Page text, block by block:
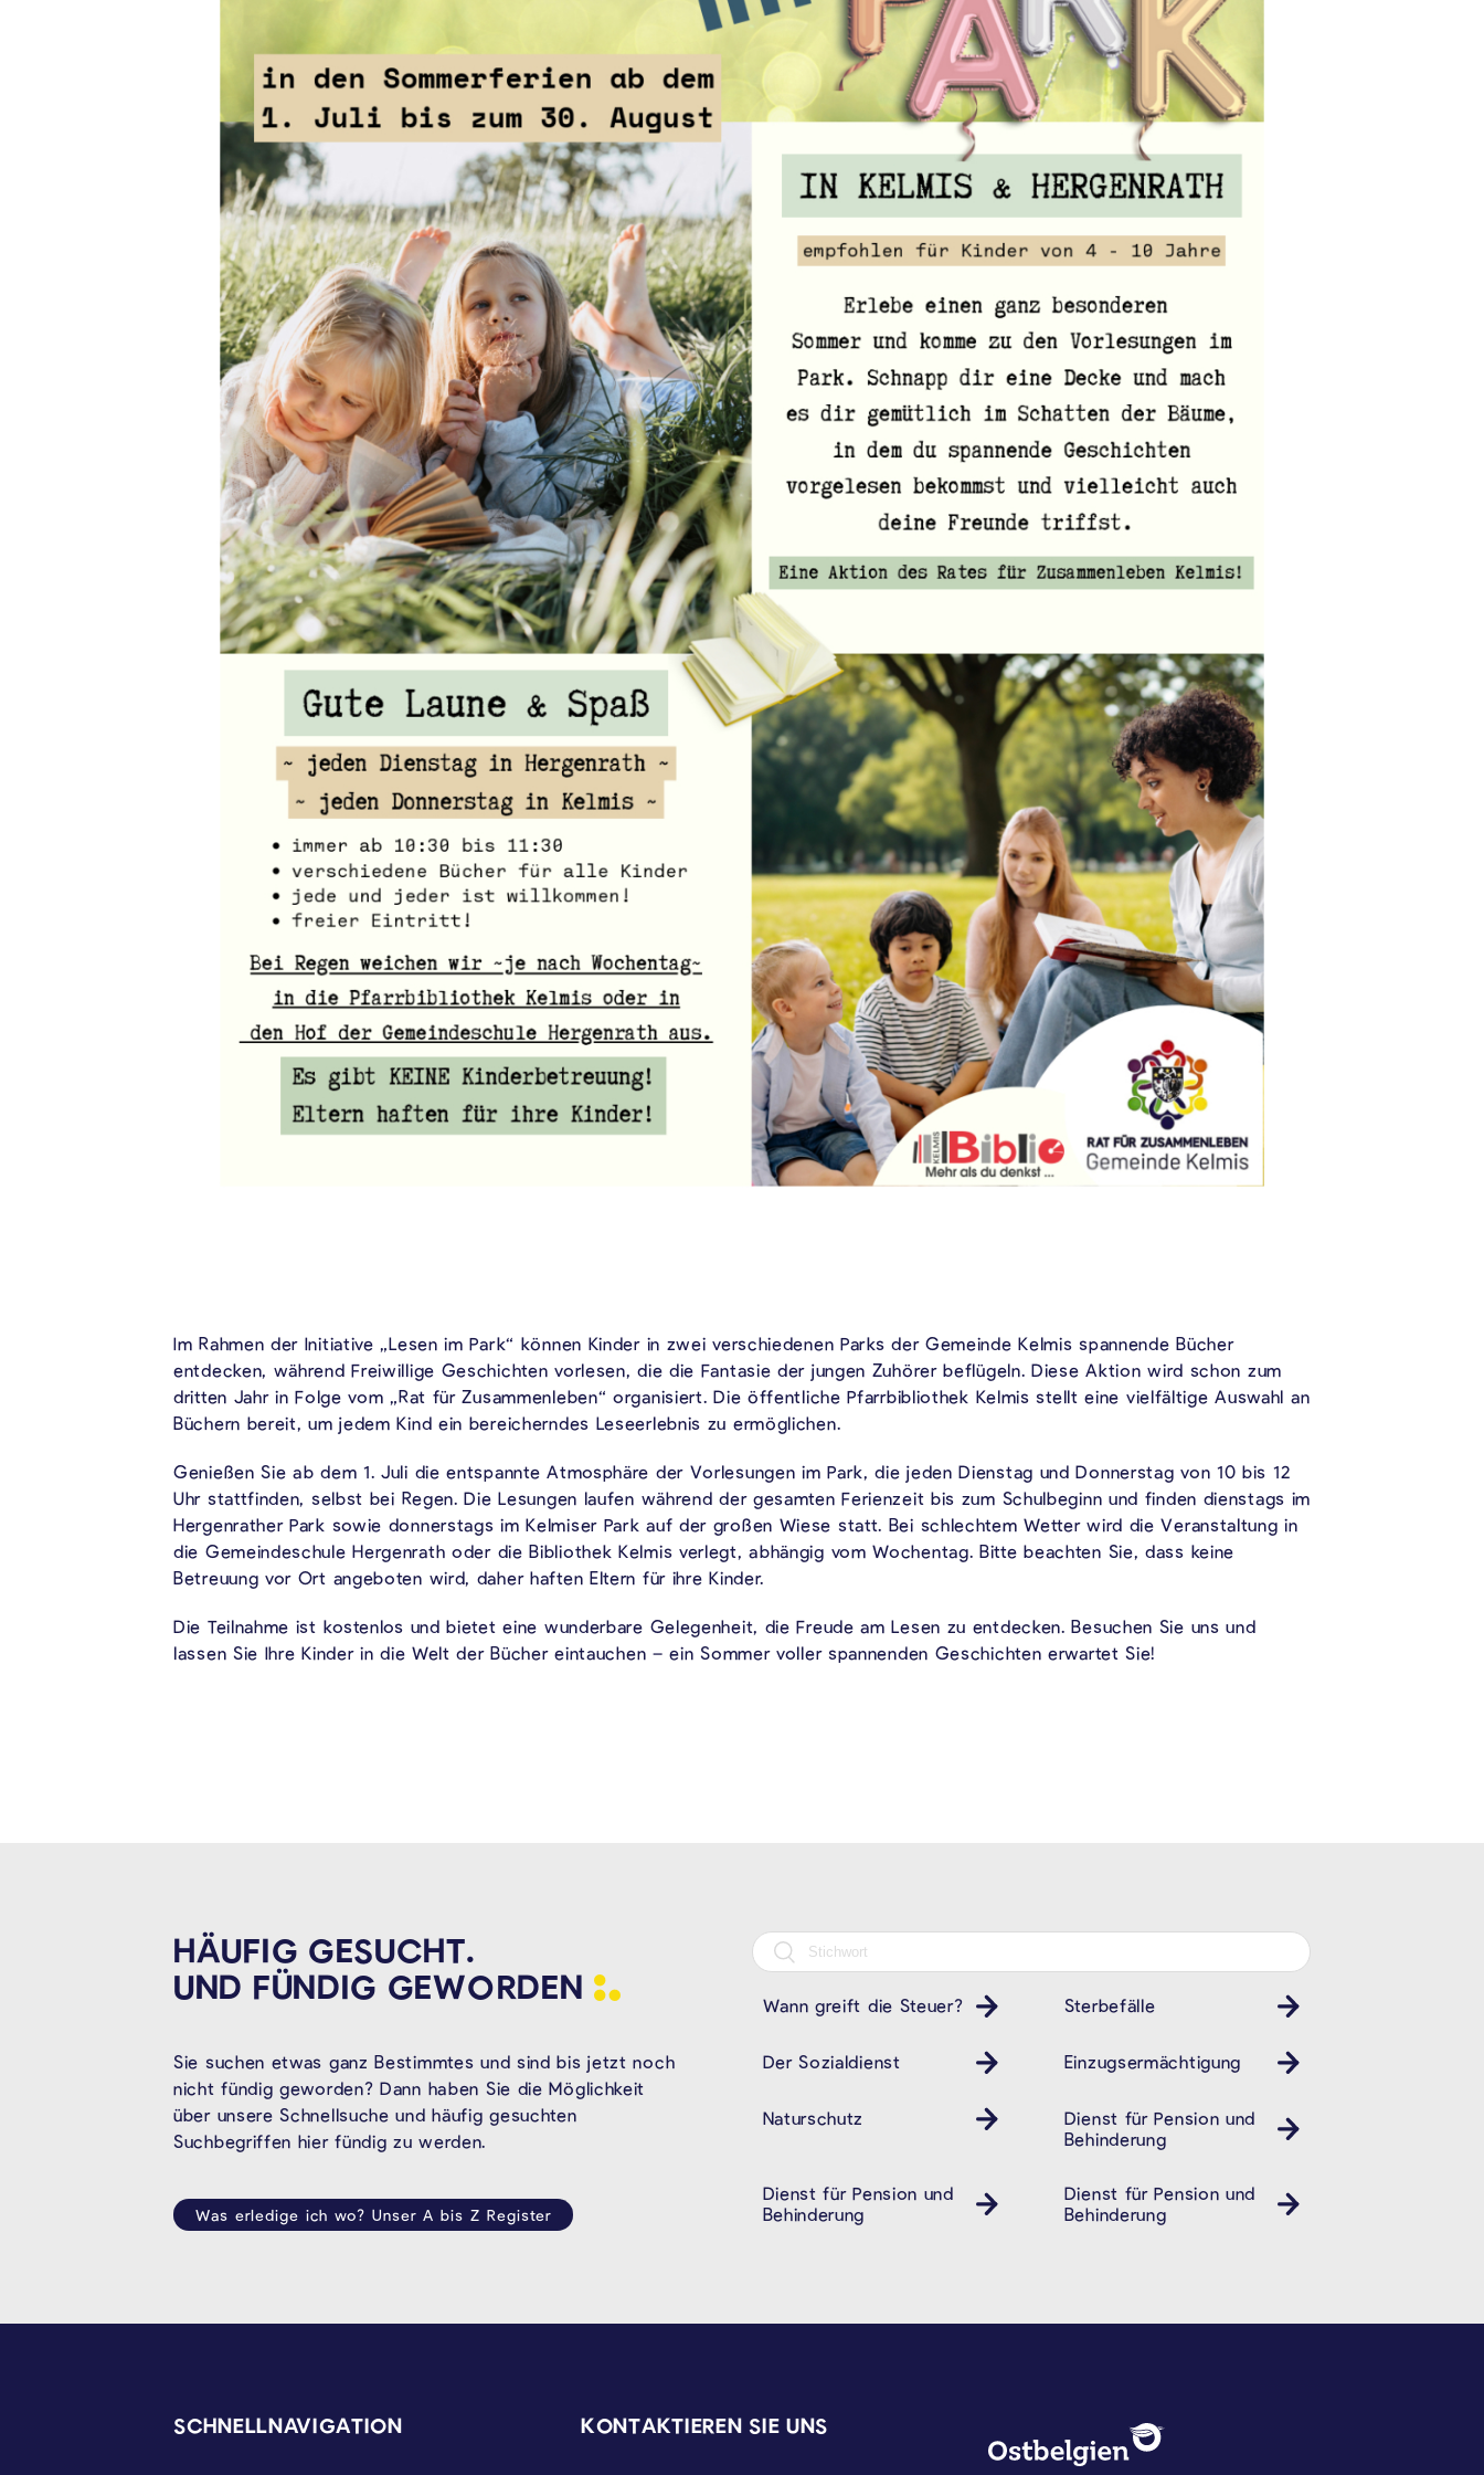
Im Rahmen der Initiative „Lesen im Park“ können Kinder in zwei verschiedenen Parks der Gemeinde Kelmis spannende Bücher
entdecken, während Freiwillige Geschichten vorlesen, die die Fantasie der jungen Zuhörer beflügeln. Diese Aktion wird schon zum
dritten Jahr in Folge vom „Rat für Zusammenleben“ organisiert. Die öffentliche Pfarrbibliothek Kelmis stellt eine vielfältige Auswahl an
Büchern bereit, um jedem Kind ein bereicherndes Leseerlebnis zu ermöglichen.
Genießen Sie ab dem 1. Juli die entspannte Atmosphäre der Vorlesungen im Park, die jeden Dienstag und Donnerstag von 10 bis 12
Uhr stattfinden, selbst bei Regen. Die Lesungen laufen während der gesamten Ferienzeit bis zum Schulbeginn und finden dienstags im
Hergenrather Park sowie donnerstags im Kelmiser Park auf der großen Wiese statt. Bei schlechtem Wetter wird die Veranstaltung in
die Gemeindeschule Hergenrath oder die Bibliothek Kelmis verlegt, abhängig vom Wochentag. Bitte beachten Sie, dass keine
Betreuung vor Ort angeboten wird, daher haften Eltern für ihre Kinder.
Die Teilnahme ist kostenlos und bietet eine wunderbare Gelegenheit, die Freude am Lesen zu entdecken. Besuchen Sie uns und
lassen Sie Ihre Kinder in die Welt der Bücher eintauchen – ein Sommer voller spannenden Geschichten erwartet Sie!
HÄUFIG GESUCHT.
UND FÜNDIG GEWORDEN
Sie suchen etwas ganz Bestimmtes und sind bis jetzt noch
nicht fündig geworden? Dann haben Sie die Möglichkeit
über unsere Schnellsuche und häufig gesuchten
Suchbegriffen hier fündig zu werden.
Was erledige ich wo? Unser A bis Z Register
Wann greift die Steuer? Sterbefälle
Der Sozialdienst Einzugsermächtigung
Naturschutz
Dienst für Pension und
Behinderung
Behindertendienst Pension- und
Dienst für Pension und
Behinderung
Behindertendienst Pension- und Behindertendienst
Dienst für Pension und
Behinderung
Behindertendienst Pension- und
SCHNELLNAVIGATION KONTAKTIEREN SIE UNS DATENSCHUTZ, IMPRESSUM